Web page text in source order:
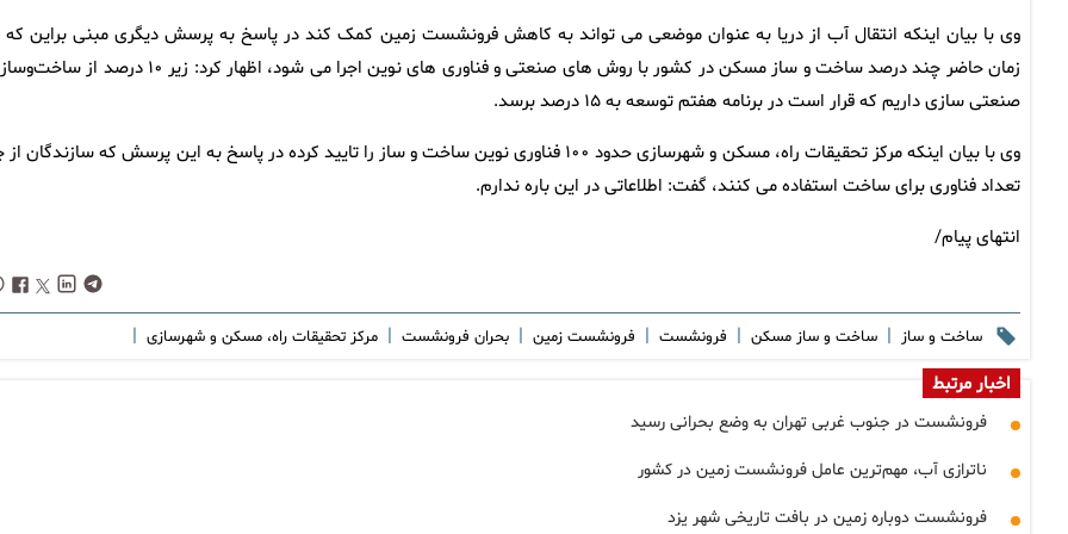
وی با بیان اینکه انتقال آب از دریا به عنوان موضعی می تواند به کاهش فرونشست زمین کمک کند در پاسخ به پرسش دیگری مبنی براین که
زمان حاضر چند درصد ساخت و ساز مسکن در کشور با روش های صنعتی و فناوری های نوین اجرا می شود، اظهار کرد: زیر ۱۰
صنعتی سازی داریم که قرار است در برنامه هفتم توسعه به ۱۵ درصد برسد.
وی با بیان اینکه مرکز تحقیقات راه، مسکن و شهرسازی حدود ۱۰۰ فناوری نوین ساخت و ساز را تایید کرده در پاسخ به این پرسش که سازندگان
تعداد فناوری برای ساخت استفاده می کنند، گفت: اطلاعاتی در این باره ندارم.
انتهای پیام/
ساخت و ساز | ساخت و ساز مسکن | فرونشست | فرونشست زمین | بحران فرونشست | مرکز تحقیقات راه، مسکن و شهرسازی |
اخبار مرتبط
فرونشست در جنوب غربی تهران به وضع بحرانی رسید
ناترازی آب، مهم‌ترین عامل فرونشست زمین در کشور
فرونشست دوباره زمین در بافت تاریخی شهر یزد